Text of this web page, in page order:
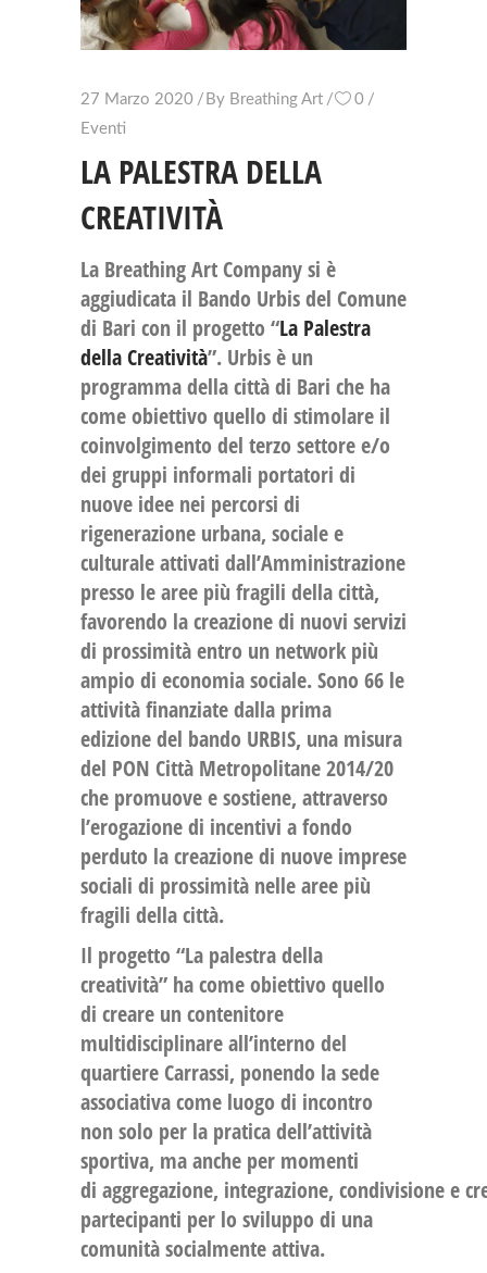
27 Marzo 2020 By Breathing Art
0
Eventi
LA PALESTRA DELLA
CREATIVITÀ
La Breathing Art Company si è
aggiudicata il Bando Urbis del Comune
di Bari con il progetto “La Palestra
della Creatività”. Urbis è un
programma della città di Bari che ha
come obiettivo quello di stimolare il
coinvolgimento del terzo settore e/o
dei gruppi informali portatori di
nuove idee nei percorsi di
rigenerazione urbana, sociale e
culturaleattivati dall’Amministrazione
presso le aree più fragili della città,
favorendo la creazione di nuovi servizi
di prossimità entro un network più
ampio di economia sociale. Sono 66 le
attività finanziate dalla prima
edizione del bando URBIS, una misura
del PON Città Metropolitane 2014/20
che promuove e sostiene, attraverso
l’erogazione di incentivi a fondo
perduto la creazione di nuove imprese
sociali di prossimità nelle aree più
fragili della città.
Il progetto “La palestra della
creatività” ha come obiettivo quello
di creare un contenitore
multidisciplinare all’interno del
quartiere Carrassi, ponendo la sede
associativa come luogo di incontro
non solo per la pratica dell’attività
sportiva, ma anche per momenti
di aggregazione, integrazione, condivisionee
partecipanti per lo sviluppo di una
comunità socialmente attiva.